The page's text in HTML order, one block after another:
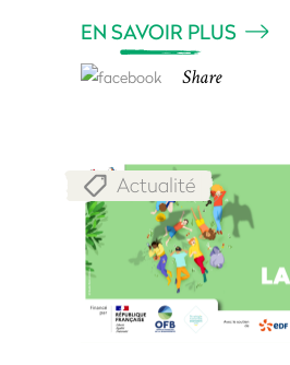
EN SAVOIR PLUS
Share
Actualité